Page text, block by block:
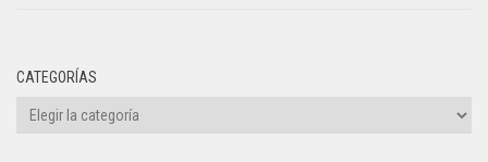
CATEGORÍAS
Categorías